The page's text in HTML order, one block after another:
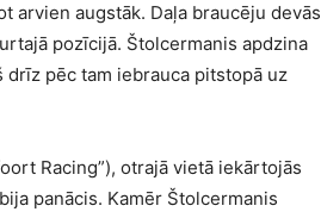
arvien augstāk. Daļa braucēju devās
pozīcijā. Štolcermanis apdzina
drīz pēc tam iebrauca pitstopā uz
Racing”), otrajā vietā iekārtojās
panācis. Kamēr Štolcermanis